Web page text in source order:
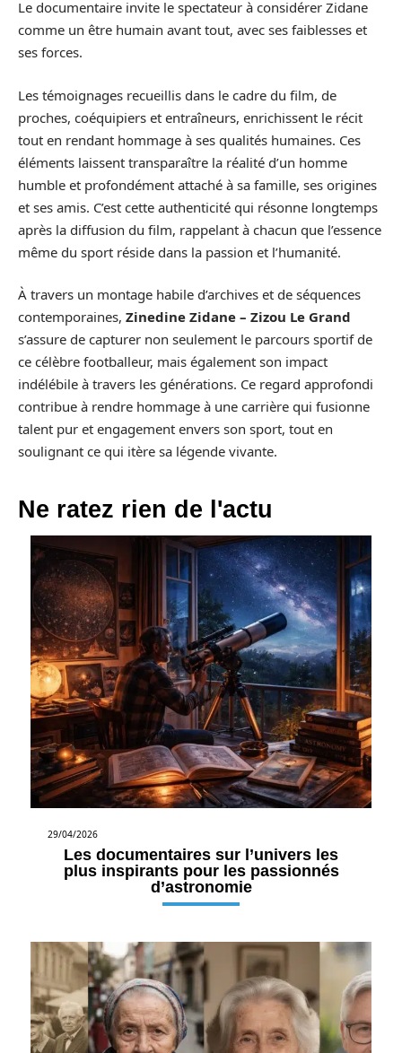
Le documentaire invite le spectateur à considérer Zidane
comme un être humain avant tout, avec ses faiblesses et
ses forces.
Les témoignages recueillis dans le cadre du film, de
proches, coéquipiers et entraîneurs, enrichissent le récit
tout en rendant hommage à ses qualités humaines. Ces
éléments laissent transparaître la réalité d’un homme
humble et profondément attaché à sa famille, ses origines
et ses amis. C’est cette authenticité qui résonne longtemps
après la diffusion du film, rappelant à chacun que l’essence
même du sport réside dans la passion et l’humanité.
À travers un montage habile d’archives et de séquences
contemporaines, Zinedine Zidane – Zizou Le Grand
s’assure de capturer non seulement le parcours sportif de
ce célèbre footballeur, mais également son impact
indélébile à travers les générations. Ce regard approfondi
contribue à rendre hommage à une carrière qui fusionne
talent pur et engagement envers son sport, tout en
soulignant ce qui itère sa légende vivante.
Ne ratez rien de l'actu
29/04/2026
Les documentaires sur l’univers les
plus inspirants pour les passionnés
d’astronomie